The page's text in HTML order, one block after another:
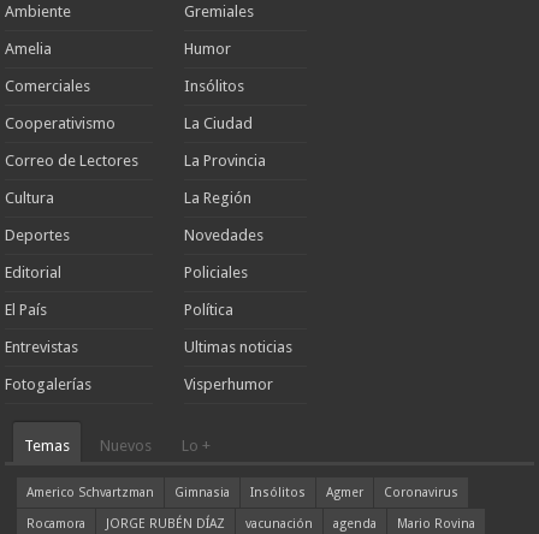
Ambiente
Amelia
Comerciales
Cooperativismo
Correo de Lectores
Cultura
Deportes
Editorial
El País
Entrevistas
Fotogalerías
Gremiales
Humor
Insólitos
La Ciudad
La Provincia
La Región
Novedades
Policiales
Política
Ultimas noticias
Visperhumor
Temas Nuevos Lo +
Americo Schvartzman Gimnasia Insólitos Agmer
Coronavirus
Rocamora
JORGE RUBÉN DÍAZ vacunación agenda
Mario Rovina